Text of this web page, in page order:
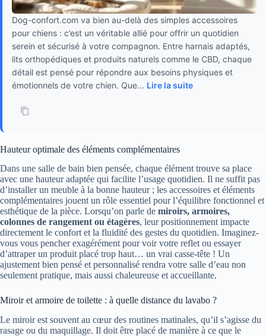
Dog-confort.com va bien au-delà des simples accessoires
pour chiens : c’est un véritable allié pour offrir un quotidien
serein et sécurisé à votre compagnon. Entre harnais adaptés,
lits orthopédiques et produits naturels comme le CBD, chaque
détail est pensé pour répondre aux besoins physiques et
émotionnels de votre chien. Que... Lire la suite
Hauteur optimale des éléments complémentaires
Dans une salle de bain bien pensée, chaque élément trouve sa place
avec une hauteur adaptée qui facilite l’usage quotidien. Il ne suffit pas
d’installer un meuble à la bonne hauteur ; les accessoires et éléments
complémentaires jouent un rôle essentiel pour l’équilibre fonctionnel et
esthétique de la pièce. Lorsqu’on parle de miroirs, armoires,
colonnes de rangement ou étagères, leur positionnement impacte
directement le confort et la fluidité des gestes du quotidien. Imaginez-
vous vous pencher exagérément pour voir votre reflet ou essayer
d’attraper un produit placé trop haut… un vrai casse-tête ! Un
ajustement bien pensé et personnalisé rendra votre salle d’eau non
seulement pratique, mais aussi chaleureuse et accueillante.
Miroir et armoire de toilette : à quelle distance du lavabo ?
Le miroir est souvent au cœur des routines matinales, qu’il s’agisse du
rasage ou du maquillage. Il doit être placé de manière à ce que le